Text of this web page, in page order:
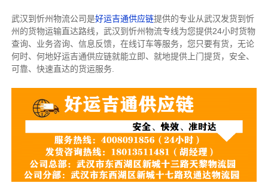
武汉到忻州物流公司是好运吉通供应链提供的专业从武汉发货到忻
州的货物运输直达路线，武汉到忻州物流专线为您提供24小时货物
查询、业务咨询、信息反馈，在线订车等服务，您只要有货，无论
何时、何地好运吉通供应链就能立即、就地提供上门提货，安全、
可靠、快速直达的货运服务.